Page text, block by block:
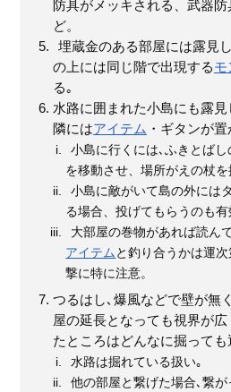
防具がメッキされる、武器
ど。
埋蔵金のある部屋には露見
の上には同じ階で出現するモ
る｡
水路に囲まれた小島にも露見
隣にはアイテム ・ギタンが
小島に行くには､ふきとば
を移動させ、場所がえの杖を
小島に敵がいて島の外には
る場合、投げてもらうのも有
大部屋の巻物があれば読ん
アイテム と釣り合うかは運
撃に特に注意。
つるはし､爆風などで壁が無
屋の延長となっても視界が
たところはどんなに掘っても
水路は掘れている扱い｡
他の部屋と繋げた場合､繋